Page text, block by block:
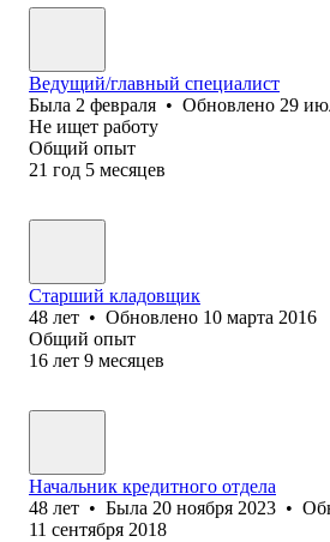
Ведущий/главный специалист
Была 2 февраля • Обновлено 29
Не ищет работу
Общий опыт
21 год 5 месяцев
Старший кладовщик
48 лет • Обновлено 10 марта 2016
Общий опыт
16 лет 9 месяцев
Начальник кредитного отдела
48 лет • Была 20 ноября 2023 •
11 сентября 2018